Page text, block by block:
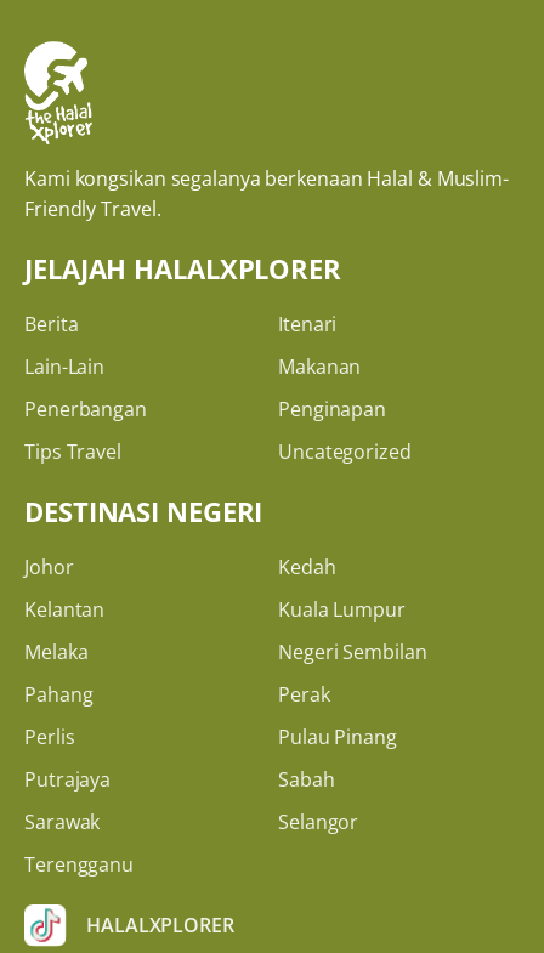
Kami kongsikan segalanya berkenaan Halal & Muslim-
Friendly Travel.
JELAJAH HALALXPLORER
Berita
Itenari
Lain-Lain
Makanan
Penerbangan
Penginapan
Tips Travel
Uncategorized
DESTINASI NEGERI
Johor
Kedah
Kelantan
Kuala Lumpur
Melaka
Negeri Sembilan
Pahang
Perak
Perlis
Pulau Pinang
Putrajaya
Sabah
Sarawak
Selangor
Terengganu
HALALXPLORER